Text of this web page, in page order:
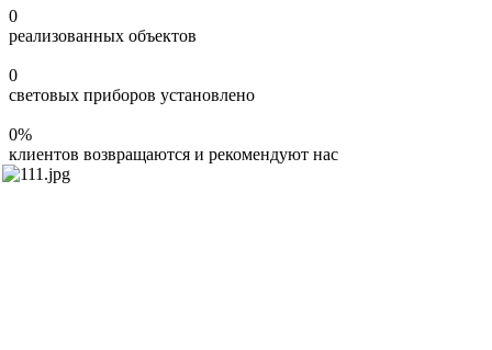
0
реализованных объектов
0
световых приборов установлено
0%
клиентов возвращаются и рекомендуют нас